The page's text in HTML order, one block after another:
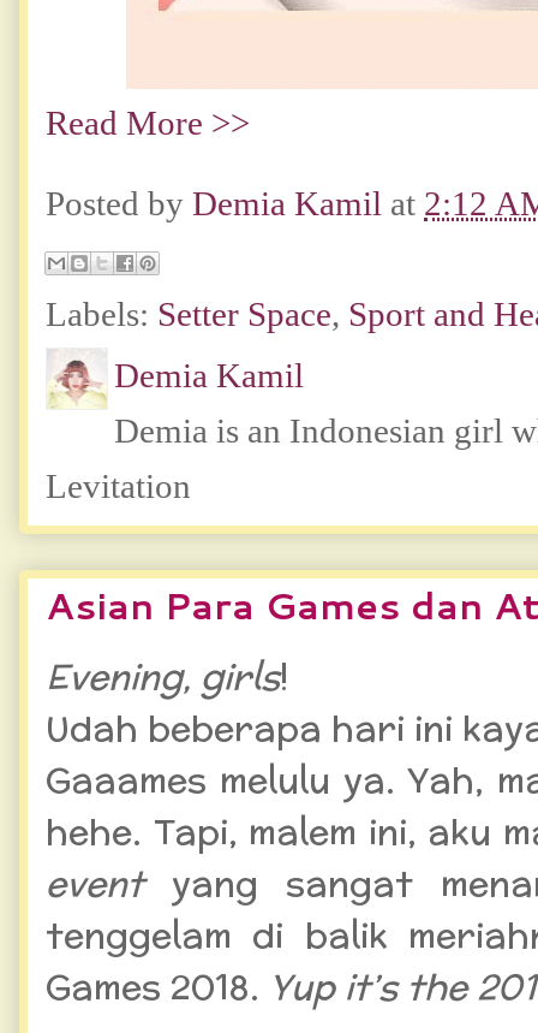
Read More >>
Posted by Demia Kamil at 2:12
Labels: Setter Space, Sport and
Demia Kamil
Demia is an Indonesian girl
Levitation
Asian Para Games dan
Evening, girls!
Udah beberapa hari ini
Gaaames melulu ya. Yah,
hehe. Tapi, malem ini, aku
event yang sangat
tenggelam di balik
Games 2018. Yup it’s the